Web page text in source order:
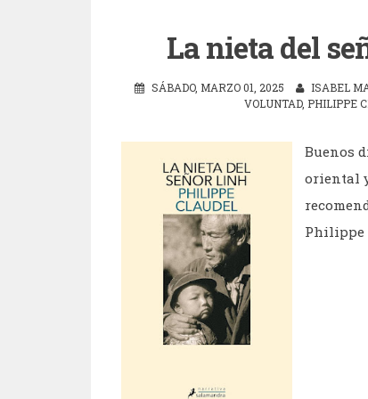
La nieta del
SÁBADO, MARZO 01, 2025 ISABEL
VOLUNTAD, PHILIPPE
Buenos
oriental
Philippe